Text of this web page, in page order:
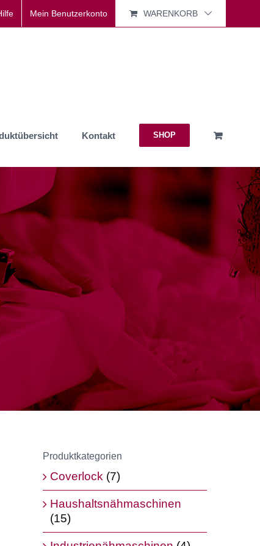
Mein Benutzerkonto WARENKORB
Kontakt SHOP
Produktkategorien
Coverlock (7)
Haushaltsnähmaschinen
(15)